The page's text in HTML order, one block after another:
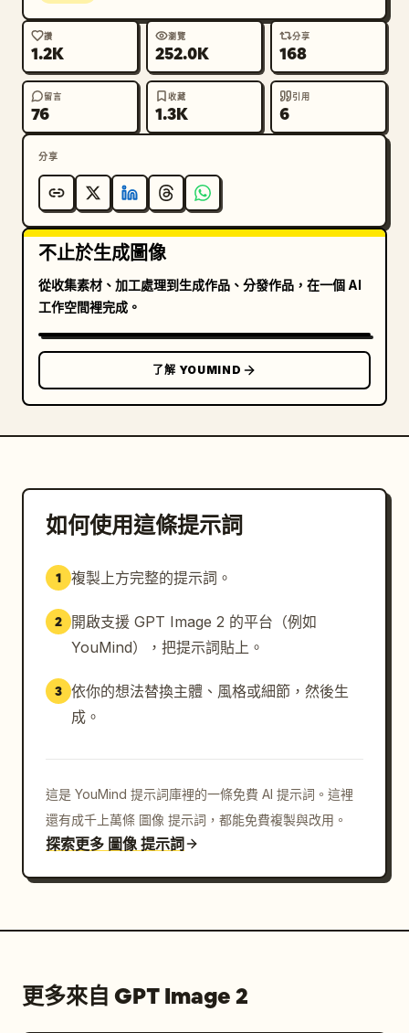
讚
1.2K
瀏覽
252.0K
分享
168
留言
76
收藏
1.3K
引用
6
分享
不止於生成圖像
從收集素材、加工處理到生成作品、分發作品，在一個 AI
工作空間裡完成。
了解 YOUMIND
如何使用這條提示詞
1 複製上方完整的提示詞。
2
開啟支援 GPT Image 2 的平台（例如
YouMind），把提示詞貼上。
3 依你的想法替換主體、風格或細節，然後生
成。
這是 YouMind 提示詞庫裡的一條免費 AI 提示詞。這裡
還有成千上萬條 圖像 提示詞，都能免費複製與改用。
探索更多 圖像 提示詞
更多來自 GPT Image 2